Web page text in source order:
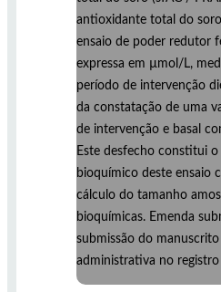
antioxidante total do soro
ensaio de poder redutor
expressa em µmol/L,
período de intervenção
da constatação de uma
de intervenção e basal
Este desfecho constitui
bioquímico deste ensaio
cálculo do tamanho
bioquímicas. Emenda
submissão do
administrativa no registro